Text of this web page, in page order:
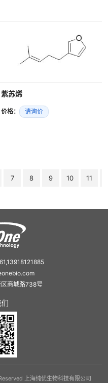
紫苏烯
价格： 请询价
7 8 9 10 11
商城路738号
上海纯优生物科技有限公司